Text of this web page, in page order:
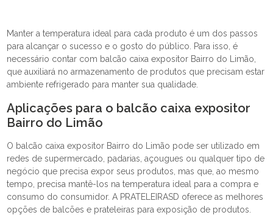
Manter a temperatura ideal para cada produto é um dos passos
para alcançar o sucesso e o gosto do público. Para isso, é
necessário contar com balcão caixa expositor Bairro do Limão,
que auxiliará no armazenamento de produtos que precisam estar
ambiente refrigerado para manter sua qualidade.
Aplicações para o balcão caixa expositor
Bairro do Limão
O balcão caixa expositor Bairro do Limão pode ser utilizado em
redes de supermercado, padarias, açougues ou qualquer tipo de
negócio que precisa expor seus produtos, mas que, ao mesmo
tempo, precisa mantê-los na temperatura ideal para a compra e
consumo do consumidor. A PRATELEIRASD oferece as melhores
opções de balcões e prateleiras para exposição de produtos.